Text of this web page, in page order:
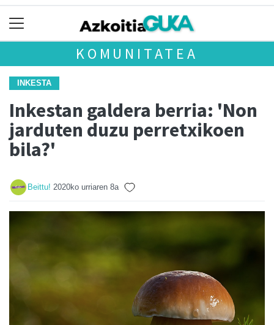
KOMUNITATEA
INKESTA
Inkestan galdera berria: 'Non
jarduten duzu perretxikoen
bila?'
Beittu! 2020ko urriaren 8a